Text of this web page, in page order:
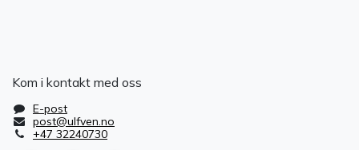
Kom i kontakt med oss
E-post
post@ulfven.no
+47 32240730